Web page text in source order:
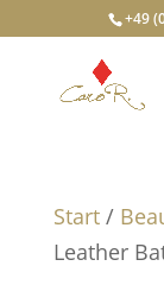
+49
Start/
Leather